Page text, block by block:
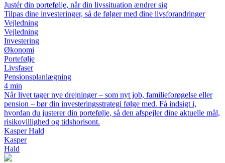
Justér din portefølje, når din livssituation ændrer sig
Tilpas dine investeringer, så de følger med dine livsforandringer
Vejledning
Vejledning
Investering
Økonomi
Portefølje
Livsfaser
Pensionsplanlægning
4 min
Når livet tager nye drejninger – som nyt job, familieforøgelse eller
pension – bør din investeringsstrategi følge med. Få indsigt i,
hvordan du justerer din portefølje, så den afspejler dine aktuelle mål,
risikovillighed og tidshorisont.
Kasper Hald
Kasper
Hald